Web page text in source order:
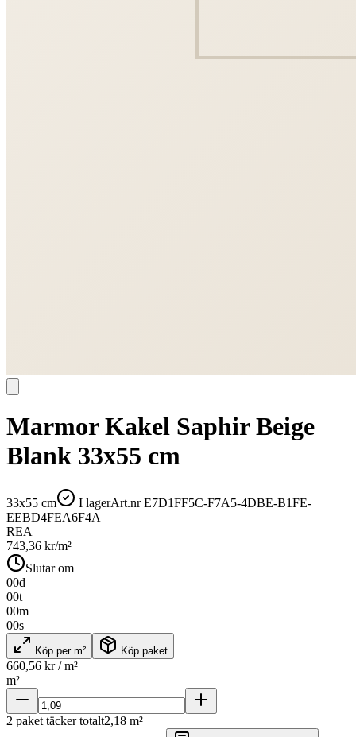
Marmor Kakel Saphir Beige
Blank 33x55 cm
33x55 cm I lagerArt.nrE7D1FF5C-F7A5-4DBE-B1FE-
EEBD4FEA6F4A
REA
743,36 kr/m²
Slutar om
00d
00t
00m
00s
Köp per m² Köp paket
660,56 kr / m²
m²
2 paket täcker totalt2,18 m²